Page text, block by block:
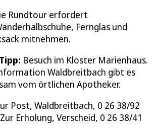
Rundtour erfordert
Fernglas und
mitnehmen.
Besuch im Kloster Marienhaus.
Waldbreitbach gibt es
vom örtlichen Apotheker.
Post, Waldbreitbach, 0 26 38/92
Erholung, Verscheid, 0 26 38/41